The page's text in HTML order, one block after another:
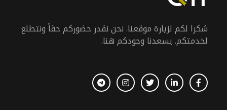
شكرا لكم لزيارة موقعنا. نحن نقدر حضوركم حقاً ونتطلع
لخدمتكم. يسعدنا وجودكم هنا.